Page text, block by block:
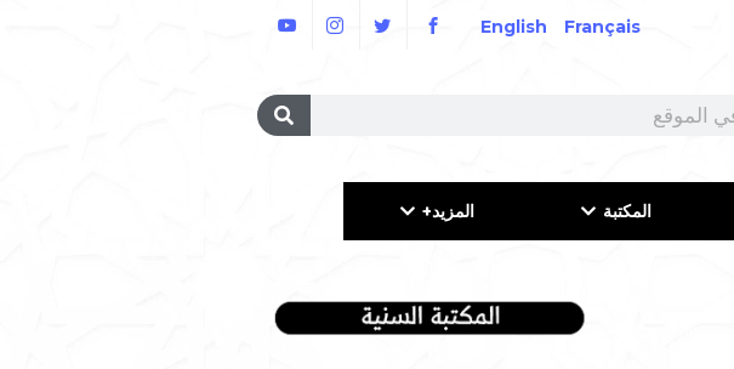
Français
English
المكتبة المزيد+